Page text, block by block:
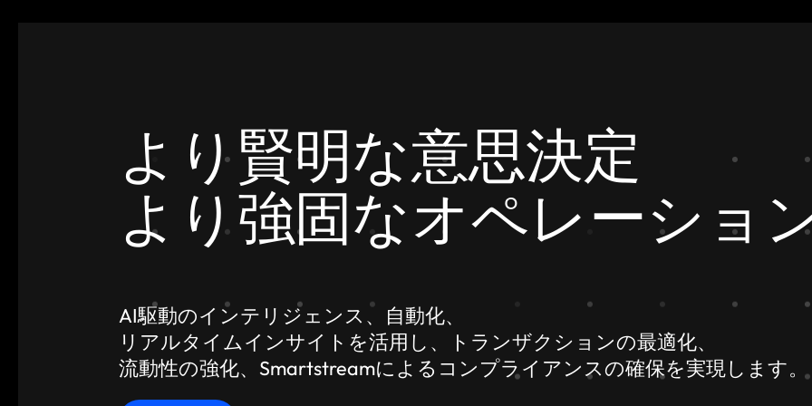
より賢明な意思決定
より強固なオペレーショ
AI駆動のインテリジェンス、自動化、
リアルタイムインサイトを活用し、トランザクションの最適化、
流動性の強化、Smartstreamによるコンプライアンスの確保を実現します。